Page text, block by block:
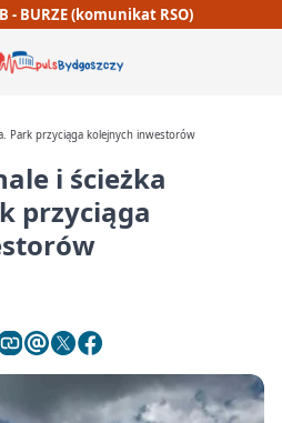
- BURZE (komunikat RSO)
Park przyciąga kolejnych inwestorów
i ścieżka
przyciąga